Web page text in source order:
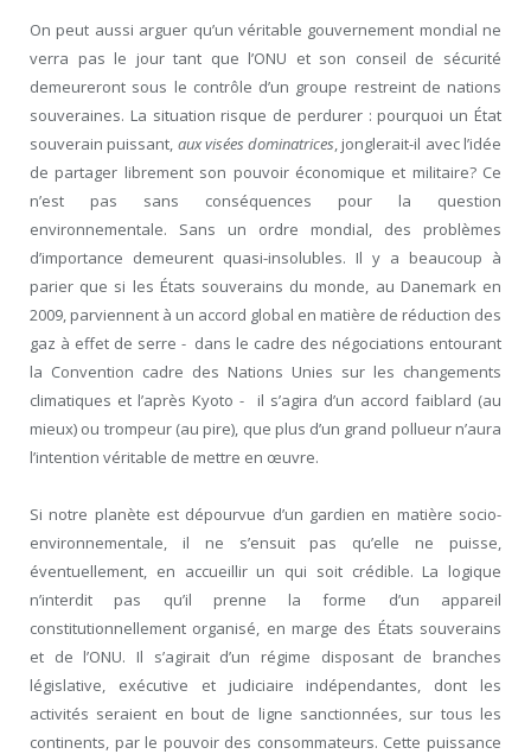
On peut aussi arguer qu’un véritable gouvernement mondial ne
verra pas le jour tant que l’ONU et son conseil de sécurité
demeureront sous le contrôle d’un groupe restreint de nations
souveraines. La situation risque de perdurer : pourquoi un État
souverain puissant, aux visées dominatrices , jonglerait-il avec l’idée
de partager librement son pouvoir économique et militaire? Ce
n’est pas sans conséquences pour la question
environnementale. Sans un ordre mondial, des problèmes
d’importance demeurent quasi-insolubles. Il y a beaucoup à
parier que si les États souverains du monde, au Danemark en
2009, parviennent à un accord global en matière de réduction des
gaz à effet de serre - dans le cadre des négociations entourant
la Convention cadre des Nations Unies sur les changements
climatiques et l’après Kyoto - il s’agira d’un accord faiblard (au
mieux) ou trompeur (au pire), que plus d’un grand pollueur n’aura
l’intention véritable de mettre en œuvre.
Si notre planète est dépourvue d’un gardien en matière socio-
environnementale, il ne s’ensuit pas qu’elle ne puisse,
éventuellement, en accueillir un qui soit crédible. La logique
n’interdit pas qu’il prenne la forme d’un appareil
constitutionnellement organisé, en marge des États souverains
et de l’ONU. Il s’agirait d’un régime disposant de branches
législative, exécutive et judiciaire indépendantes, dont les
activités seraient en bout de ligne sanctionnées, sur tous les
continents, par le pouvoir des consommateurs. Cette puissance